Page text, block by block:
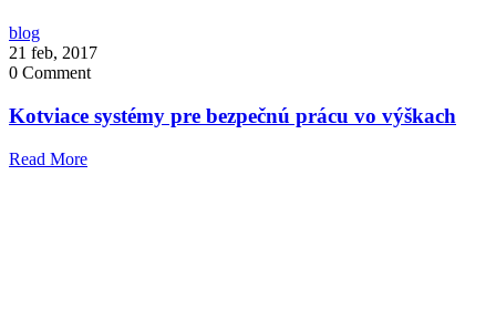
blog
21 feb, 2017
0 Comment
Kotviace systémy pre bezpečnú prácu vo výškach
Read More